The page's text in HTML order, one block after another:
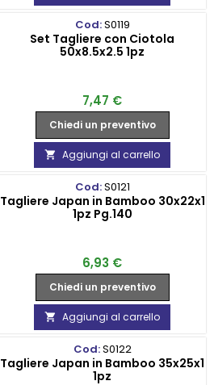
Cod:S0119
Set Tagliere con Ciotola
50x8.5x2.5 1pz
Prezzo
7,47 €
Chiedi un preventivo
 Aggiungi al carrello
Cod:S0121
Tagliere Japan in Bamboo 30x22x1
1pz Pg.140
Prezzo
6,93 €
Chiedi un preventivo
 Aggiungi al carrello
Cod:S0122
Tagliere Japan in Bamboo 35x25x1
1pz